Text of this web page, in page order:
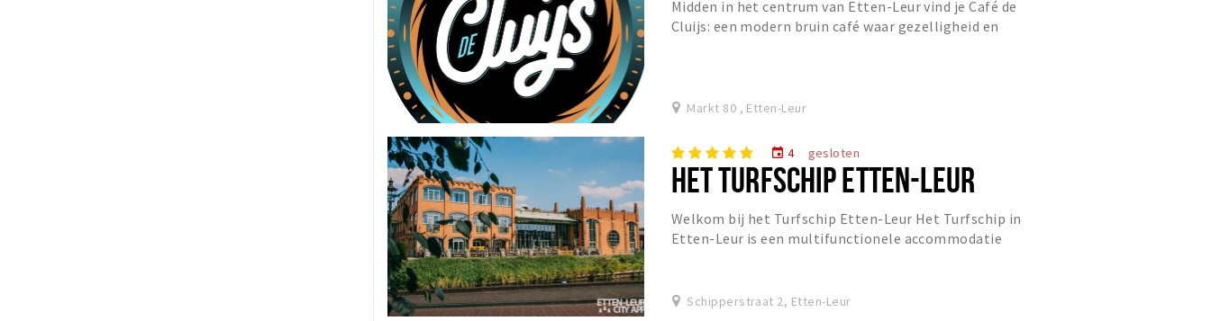
Midden in het centrum van Etten-Leur vind je Café de
Cluijs: een modern bruin café waar gezelligheid en
Markt 80 , Etten-Leur
event 4 gesloten
HET TURFSCHIP ETTEN-LEUR
Welkom bij het Turfschip Etten-Leur Het Turfschip in
Etten-Leur is een multifunctionele accommodatie
Schipperstraat 2, Etten-Leur